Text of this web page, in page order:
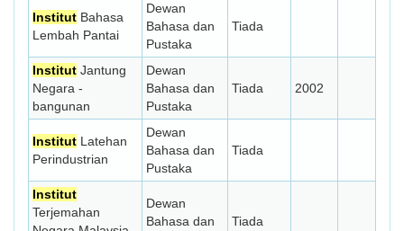
Institut Bahasa
Lembah Pantai
Dewan
Bahasa dan
Pustaka
Tiada
Institut Jantung
Negara -
bangunan
Dewan
Bahasa dan
Pustaka
Tiada 2002
Institut Latehan
Perindustrian
Dewan
Bahasa dan
Pustaka
Tiada
Institut
Terjemahan
Dewan
Bahasa dan
Tiada